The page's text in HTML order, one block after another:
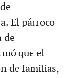
El párroco
de
que el
de familias,